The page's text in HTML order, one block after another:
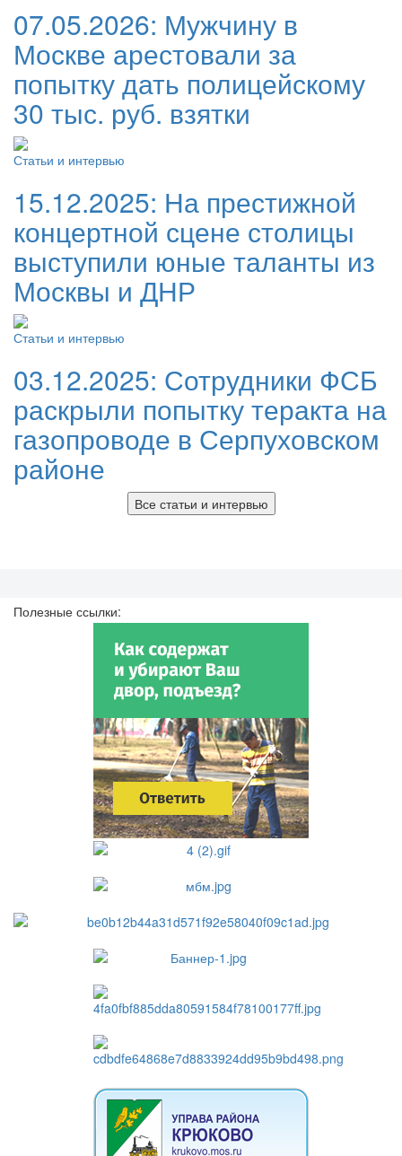
07.05.2026: Мужчину в
Москве арестовали за
попытку дать полицейскому
30 тыс. руб. взятки
Статьи и интервью
15.12.2025: На престижной
концертной сцене столицы
выступили юные таланты из
Москвы и ДНР
Статьи и интервью
03.12.2025: Сотрудники ФСБ
раскрыли попытку теракта на
газопроводе в Серпуховском
районе
Все статьи и интервью
Полезные ссылки: